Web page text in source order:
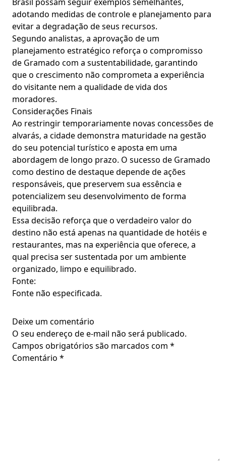
adotando medidas de controle e planejamento para
evitar a degradação de seus recursos.
Segundo analistas, a aprovação de um
planejamento estratégico reforça o compromisso
de Gramado com a sustentabilidade, garantindo
que o crescimento não comprometa a experiência
do visitante nem a qualidade de vida dos
moradores.
Considerações Finais
Ao restringir temporariamente novas concessões de
alvarás, a cidade demonstra maturidade na gestão
do seu potencial turístico e aposta em uma
abordagem de longo prazo. O sucesso de Gramado
como destino de destaque depende de ações
responsáveis, que preservem sua essência e
potencializem seu desenvolvimento de forma
equilibrada.
Essa decisão reforça que o verdadeiro valor do
destino não está apenas na quantidade de hotéis e
restaurantes, mas na experiência que oferece, a
qual precisa ser sustentada por um ambiente
organizado, limpo e equilibrado.
Fonte:
Fonte não especificada.
Deixe um comentário
O seu endereço de e-mail não será publicado.
Campos obrigatórios são marcados com *
Comentário *